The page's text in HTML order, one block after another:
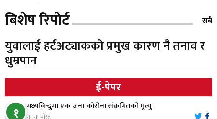
५
गैँडाको आतंकः बगुवनमा किसानको धानबाली नष्ट,
क्षतिपूर्तिको माग
६
स्थापनाको एक दशकपछि विनयी त्रिवेणीको आफ्नै
प्रशासकीय भवनको शिलान्यास
७
भरतपुर अस्पतालद्वारा आइसियुमा प्रतिक्षारत बिरामीको
नाम ‘डिस्प्ले बोर्ड’मा
बिशेष रिपोर्ट सबै
युवालाई हर्टअट्याकको प्रमुख कारण नै तनाव र
धुम्रपान
ई-पेपर
१ मध्यविन्दुमा एक जना कोरोना संक्रमितको मृत्यु
नमुना पोस्ट